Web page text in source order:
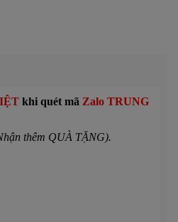
khi quét mã Zalo TRUNG
thêm QUÀ TẶNG).